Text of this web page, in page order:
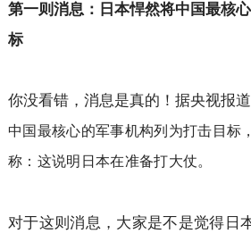
第一则消息：日本悍然将中国最核
标
你没看错，消息是真的！据央视报道
中国最核心的军事机构列为打击目标
称：这说明日本在准备打大仗。
对于这则消息，大家是不是觉得日